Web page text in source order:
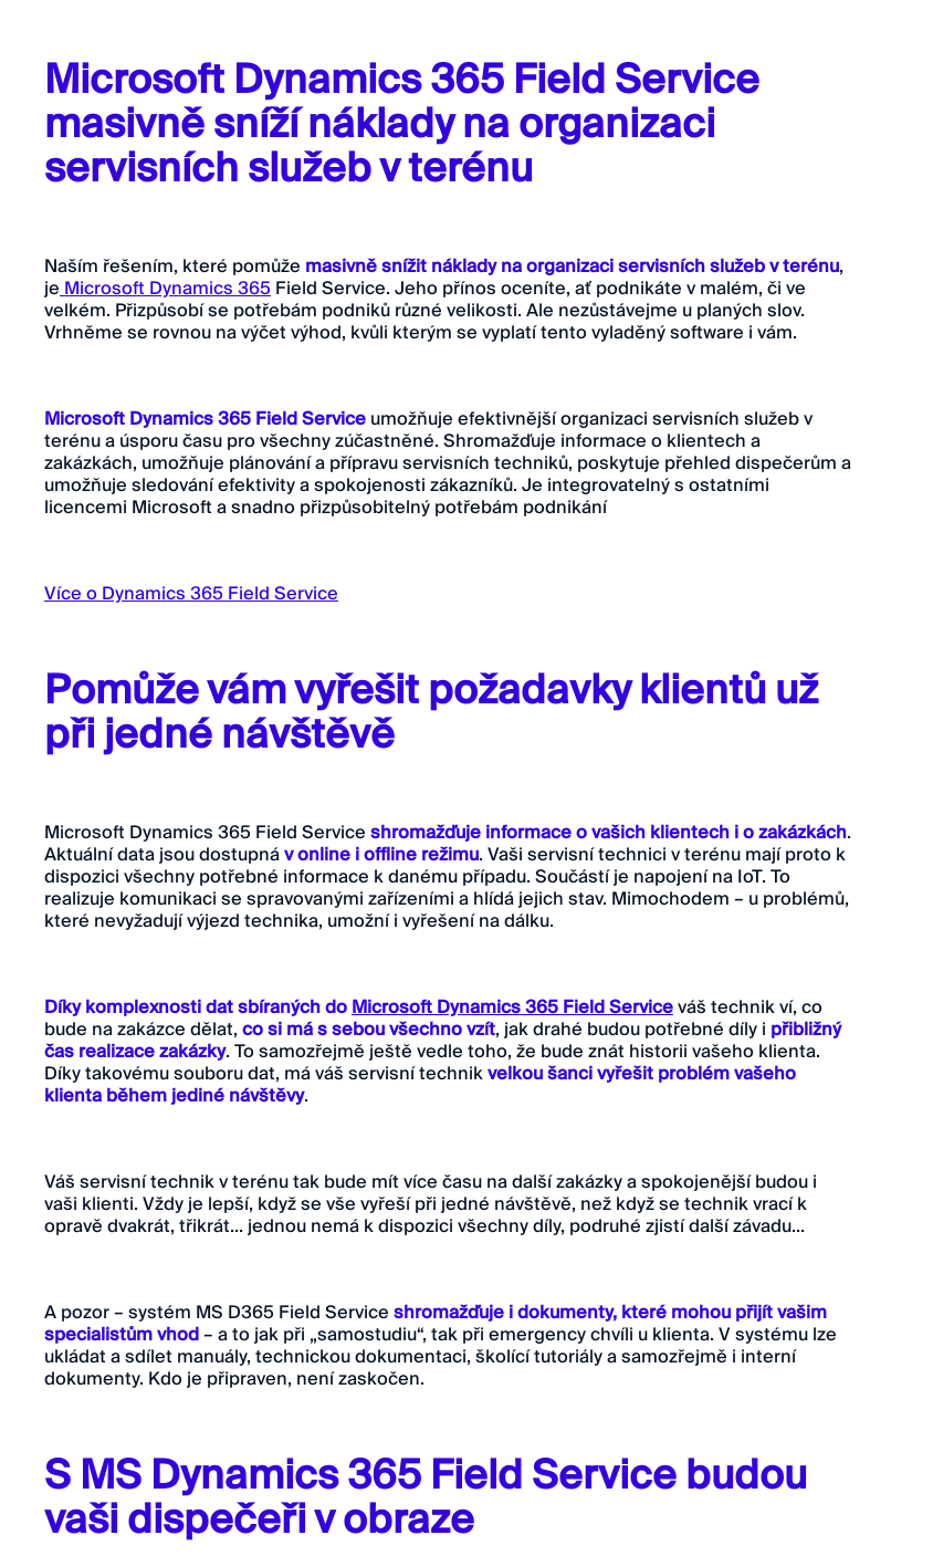
Microsoft Dynamics 365 Field Service
masivně sníží náklady na organizaci
servisních služeb v terénu
Naším řešením, které pomůže masivně snížit náklady na organizaci servisních služeb v terénu,
jeMicrosoft Dynamics 365Field Service. Jeho přínos oceníte, ať podnikáte v malém, či ve
velkém. Přizpůsobí se potřebám podniků různé velikosti. Ale nezůstávejme u planých slov.
Vrhněme se rovnou na výčet výhod, kvůli kterým se vyplatí tento vyladěný software i vám.
Microsoft Dynamics 365 Field Serviceumožňuje efektivnější organizaci servisních služeb v
terénu a úsporu času pro všechny zúčastněné. Shromažďuje informace o klientech a
zakázkách, umožňuje plánování a přípravu servisních techniků, poskytuje přehled dispečerům a
umožňuje sledování efektivity a spokojenosti zákazníků. Je integrovatelný s ostatními
licencemi Microsoft a snadno přizpůsobitelný potřebám podnikání
Více o Dynamics 365 Field Service
Pomůže vám vyřešit požadavky klientů už
při jedné návštěvě
Microsoft Dynamics 365 Field Serviceshromažďuje informace o vašich klientechi o zakázkách.
Aktuální data jsou dostupnáv online i offline režimu. Vaši servisní technici v terénu mají proto k
dispozici všechny potřebné informace k danému případu. Součástí je napojení na IoT. To
realizuje komunikaci se spravovanými zařízeními a hlídá jejich stav. Mimochodem – u problémů,
které nevyžadují výjezd technika, umožní i vyřešení na dálku.
Díky komplexnosti dat sbíraných doMicrosoft Dynamics 365 Field Serviceváš technik ví, co
bude na zakázce dělat,co si má s sebou všechno vzít, jak drahé budou potřebné díly i přibližný
čas realizace zakázky. To samozřejmě ještě vedle toho, že bude znát historii vašeho klienta.
Díky takovému souboru dat, má váš servisní technikvelkou šanci vyřešit problém vašeho
klienta během jediné návštěvy.
Váš servisní technik v terénu tak bude mít více času na další zakázky a spokojenější budou i
vaši klienti. Vždy je lepší, když se vše vyřeší při jedné návštěvě, než když se technik vrací k
opravě dvakrát, třikrát… jednou nemá k dispozici všechny díly, podruhé zjistí další závadu…
A pozor – systém MS D365 Field Serviceshromažďuje i dokumenty, které mohou přijít vašim
specialistům vhod– a to jak při „samostudiu“, tak při emergency chvíli u klienta. V systému lze
ukládat a sdílet manuály, technickou dokumentaci, školící tutoriály a samozřejmě i interní
dokumenty. Kdo je připraven, není zaskočen.
S MS Dynamics 365 Field Service budou
vaši dispečeři v obraze